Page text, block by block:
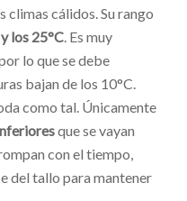
climas cálidos. Su rango
los 25°C. Es muy
lo que se debe
bajan de los 10°C.
como tal. Únicamente
que se vayan
con el tiempo,
del tallo para mantener